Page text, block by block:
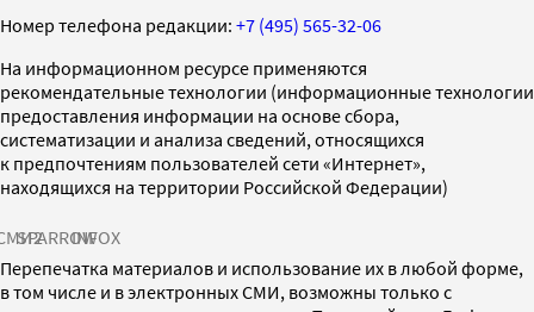
Номер телефона редакции: +7 (495) 565-32-06
На информационном ресурсе применяются
рекомендательные технологии (информационные технологии
предоставления информации на основе сбора,
систематизации и анализа сведений, относящихся
к предпочтениям пользователей сети «Интернет»,
находящихся на территории Российской Федерации)
SPARROWINFOX
Перепечатка материалов и использование их в любой форме,
в том числе и в электронных СМИ, возможны только с